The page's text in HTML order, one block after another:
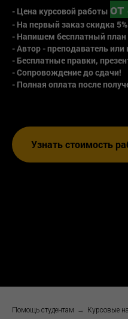
- Цена курсовой работы от
- На первый заказ скидка 5%
- Напишем бесплатный план
- Автор - преподаватель или
- Бесплатные правки,
- Сопровождение до сдачи!
- Полная оплата после
Узнать стоимость
Помощь студентам → Курсовые